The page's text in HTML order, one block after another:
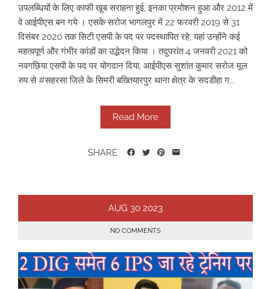
उपलब्धियों के लिए काफी खूब सराहना हुई, इनका प्रमोशन हुआ और 2012 में
वे आईपीएस बन गये । एसके सरोज भागलपुर में 22 फरवरी 2019 से 31
दिसंबर 2020 तक सिटी एसपी के पद पर पदस्थापित रहे, यहां उन्होंने कई
महत्वपूर्ण और गंभीर कांडों का उद्भेदन किया । तदुपरांत 4 जनवरी 2021 को
नवगछिया एसपी के पद पर योगदान दिया, आईपीएस सुशांत कुमार सरोज मूल
रुप से #सहरसा जिले के सिमरी बख्तियारपुर थाना क्षेत्र के सदडीहा ग...
Read More
SHARE
AUG 30 2023
NO COMMENTS